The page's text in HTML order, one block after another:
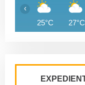
25°C 27°C
‹